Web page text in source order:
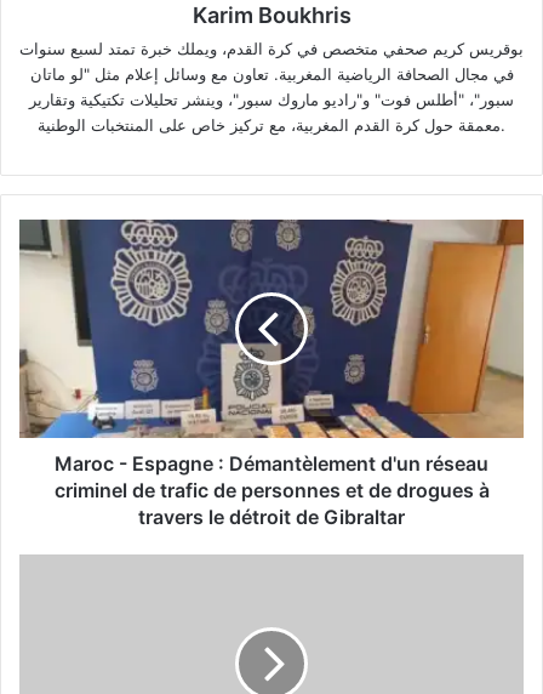
Karim Boukhris
بوقريس كريم صحفي متخصص في كرة القدم، ويملك خبرة تمتد لسبع سنوات
في مجال الصحافة الرياضية المغربية. تعاون مع وسائل إعلام مثل "لو ماتان
سبور"، "أطلس فوت" و"راديو ماروك سبور"، وينشر تحليلات تكتيكية وتقارير
معمقة حول كرة القدم المغربية، مع تركيز خاص على المنتخبات الوطنية.
Maroc
-
Espagne
Démantèlement
d'un
réseau
criminel
de
trafic
de
Maroc - Espagne : Démantèlement d'un réseau
criminel de trafic de personnes et de drogues à
travers le détroit de Gibraltar